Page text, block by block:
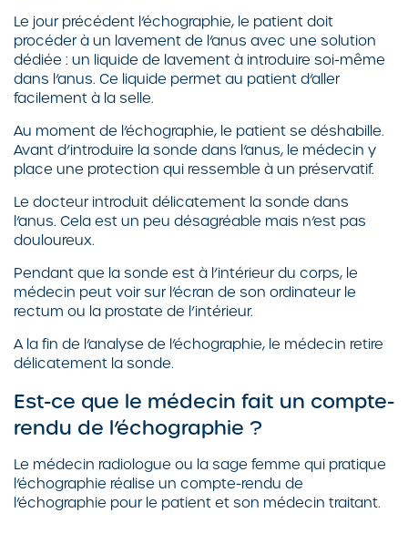
Le jour précédent l’échographie, le patient doit
procéder à un lavement de l’anus avec une solution
dédiée : un liquide de lavement à introduire soi-même
dans l’anus. Ce liquide permet au patient d’aller
facilement à la selle.
Au moment de l’échographie, le patient se déshabille.
Avant d’introduire la sonde dans l’anus, le médecin y
place une protection qui ressemble à un préservatif.
Le docteur introduit délicatement la sonde dans
l’anus. Cela est un peu désagréable mais n’est pas
douloureux.
Pendant que la sonde est à l’intérieur du corps, le
médecin peut voir sur l’écran de son ordinateur le
rectum ou la prostate de l’intérieur.
A la fin de l’analyse de l’échographie, le médecin retire
délicatement la sonde.
Est-ce que le médecin fait un compte-
rendu de l’échographie ?
Le médecin radiologue ou la sage femme qui pratique
l’échographie réalise un compte-rendu de
l’échographie pour le patient et son médecin traitant.